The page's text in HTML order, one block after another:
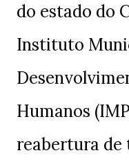
do estado do
Instituto
Humanos
reabertura de